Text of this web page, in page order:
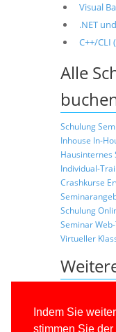
Indem Sie
stimmen Sie
Visual
.NET
C++/CLI
Alle
Schulung
Inhouse In-
Hausinternes
Individual-
Crashkurse
Schulung
Seminar
Virtueller